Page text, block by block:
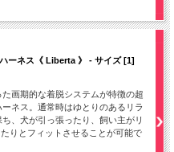
ーネス《 Liberta 》 - サイズ [1]
画期的な着脱システムが特徴の超
ネス。通常時はゆとりのあるリラ
、犬が引っ張ったり、飼い主がリ
りとフィットさせることが可能で